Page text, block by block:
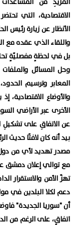
المزيدِ من
الاقتصادية، التي
الأنظار عن زيارة رئيس
واللقاء الذي عقده مع
بل في لحظةٍ مفصليّةٍ
وحل المسائل والملفات
المعابر وترسيم
والأوضاع الاقتصادية،
الأخرى عبر الأراضي
عن الاتفاقِ على تشكيلِ
بيد أنه كان لافتًا حديث
مصدر تهديد لأي من دول
مع توالي إعلان دمشق
تهزّ الأمن والاستقرار
دعم لكلا البلدين في
أن "سوريا الجديدة"
اتفاقٍ، على الرغم من